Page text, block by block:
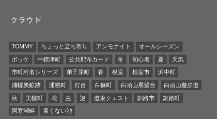
クラウド
TOMMY ちょっと立ち寄り アンモナイト
オールシーズン
ボッケ
中標津町 公共配布カード 冬 初心者 夏
天気
市町村名シリーズ
弟子屈町 春 根室 根室市
浜中町
浦幌炭鉱跡
浦幌町 灯台 白糠町 白頭山展望台
白頭山遊歩道
秋
美幌町 花 虫 謎 道東クエスト 釧路市
釧路町
阿寒湖畔
青くない池